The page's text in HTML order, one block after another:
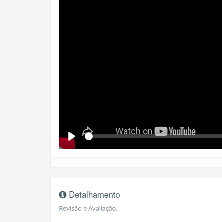
Play
Detalhamento
Revisão e Avaliação.